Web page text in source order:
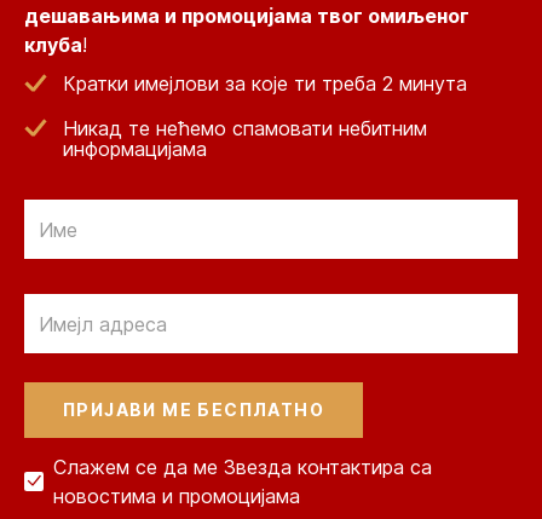
дешавањима и промоцијама твог омиљеног
клуба!
Кратки имејлови за које ти треба 2 минута
Никад те нећемо спамовати небитним
информацијама
Слажем се да ме Звезда контактира са
новостима и промоцијама